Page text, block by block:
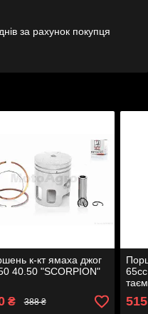
за рахунок покупця
к-кт ямаха джог
40.50 "SCORPION"
₴ 388 ₴ 515